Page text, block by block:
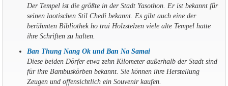
Der Tempel ist die größte in der Stadt Yasothon. Er ist bekannt für
seinen laotischen Stil Chedi bekannt. Es gibt auch eine der
berühmten Bibliothekho trai Holzstelzen viele alte Tempel hatte
ihre Schriften zu halten.
Ban Thung Nang Ok und Ban Na Samai
Diese beiden Dörfer etwa zehn Kilometer außerhalb der Stadt sind
für ihre Bambuskörben bekannt. Sie können ihre Herstellung
Zeugen und offensichtlich ein Souvenir kaufen.